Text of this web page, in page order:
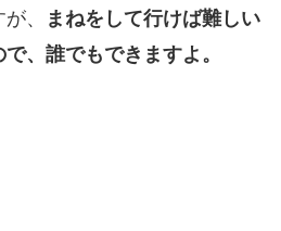
、
まねをして行けば難しい
、誰でもできますよ。